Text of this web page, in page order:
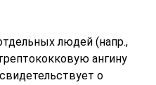
людей (напр.,
ангину
о